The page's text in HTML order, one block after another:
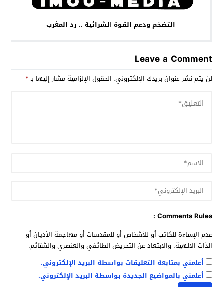
التضخم ودعم القوة الشرائية .. رد المغرب
Leave a Comment
لن يتم نشر عنوان بريدك الإلكتروني. الحقول الإلزامية مشار إليها بـ*
Comments Rules :
عدم الإساءة للكاتب أو للأشخاص أو للمقدسات أو مهاجمة الأديان أو
الذات الالهية. والابتعاد عن التحريض الطائفي والعنصري والشتائم.
أعلمني بمتابعة التعليقات بواسطة البريد الإلكتروني.
أعلمني بالمواضيع الجديدة بواسطة البريد الإلكتروني.